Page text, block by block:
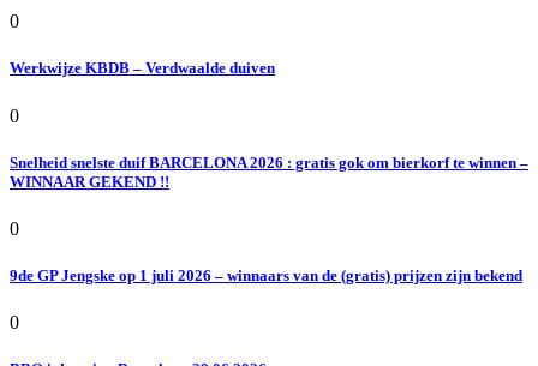
0
Werkwijze KBDB – Verdwaalde duiven
0
Snelheid snelste duif BARCELONA 2026 : gratis gok om bierkorf te winnen –
WINNAAR GEKEND !!
0
9de GP Jengske op 1 juli 2026 – winnaars van de (gratis) prijzen zijn bekend
0